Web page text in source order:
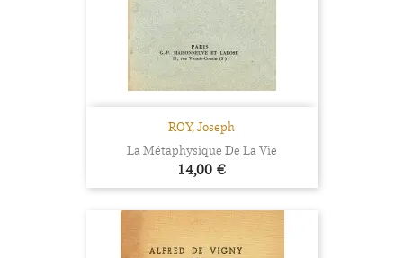
ROY, Joseph
La Métaphysique De La Vie
Prix
14,00 €